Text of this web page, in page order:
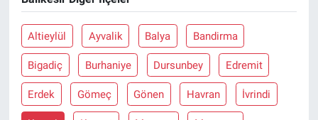
Altieylül Ayvalik Balya Bandirma
Bigadiç Burhaniye Dursunbey Edremit
Erdek Gömeç Gönen Havran İvrindi